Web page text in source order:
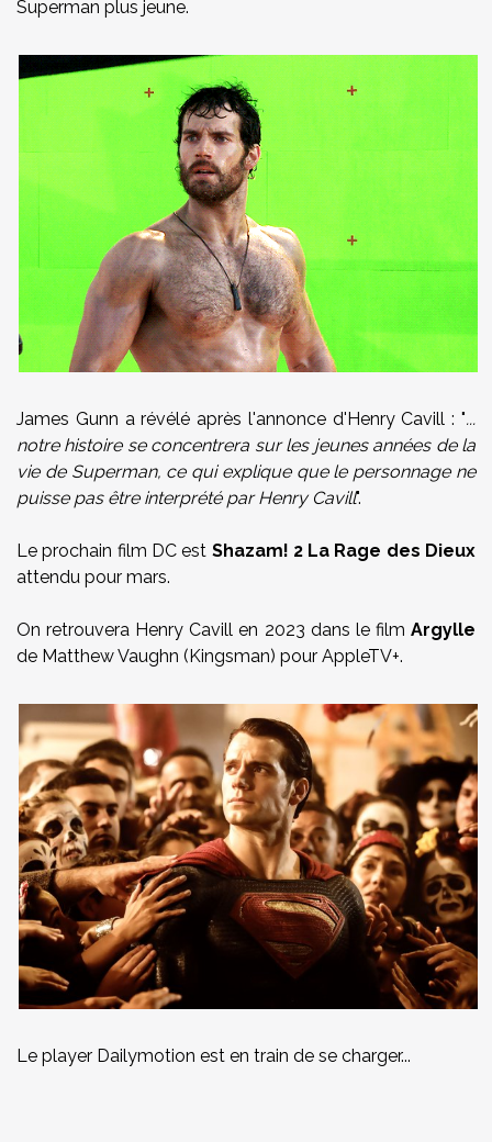
Superman plus jeune.
James Gunn a révélé après l'annonce d'Henry Cavill : "...
notre histoire se concentrera sur les jeunes années de la
vie de Superman, ce qui explique que le personnage ne
puisse pas être interprété par Henry Cavill".
Le prochain film DC est Shazam! 2 La Rage des Dieux
attendu pour mars.
On retrouvera Henry Cavill en 2023 dans le film Argylle
de Matthew Vaughn (Kingsman) pour AppleTV+.
Le player Dailymotion est en train de se charger...